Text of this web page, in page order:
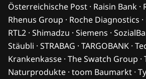
Österreichische Post · Raisin Bank ·
Rhenus Group · Roche Diagnostics
RTL2 · Shimadzu · Siemens ·
Stäubli · STRABAG · TARGOBANK ·
Krankenkasse · The Swatch Group ·
Naturprodukte · toom Baumarkt ·